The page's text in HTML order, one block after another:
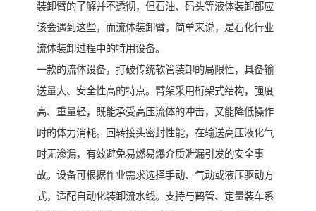
装卸臂的了解并不透彻，但石油、码头等液体装卸都应
该会遇到这些，而流体装卸臂，简单来说，是石化行业
流体装卸过程中的特用设备。
一款的流体设备，打破传统软管装卸的局限性，具备输
送量大、安全性高的特点。臂架采用桁架式结构，强度
高、重量轻，既能承受高压流体的冲击，又能降低操作
时的体力消耗。回转接头密封性能，在输送高压液化气
时无渗漏，有效避免易燃易爆介质泄漏引发的安全事
故。设备可根据作业需求选择手动、气动或液压驱动方
式，适配自动化装卸流水线。支持与鹤管、定量装车系